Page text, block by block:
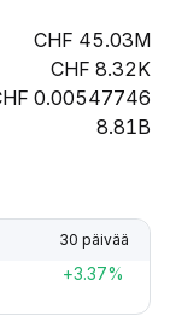
45.03M
8.32K
0.00547746
8.81B
30 päivää
+3.37%